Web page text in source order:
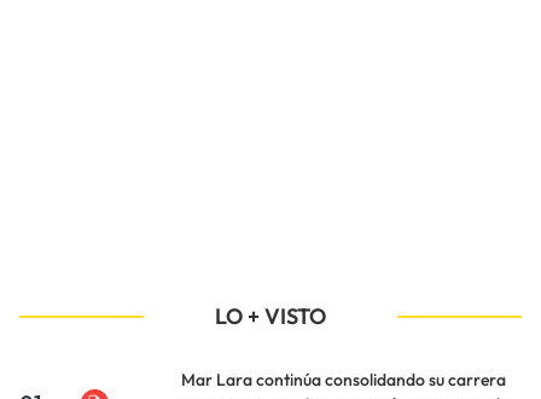
LO + VISTO
Mar Lara continúa consolidando su carrera